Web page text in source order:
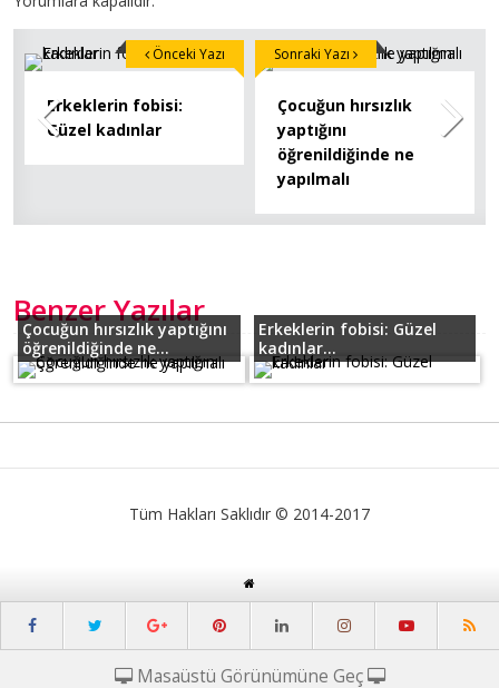
Erkeklerin fobisi:
Güzel kadınlar
Önceki Yazı
Çocuğun hırsızlık
yaptığını
öğrenildiğinde ne
yapılmalı
Sonraki Yazı
Benzer Yazılar
Çocuğun hırsızlık yaptığını
öğrenildiğinde ne...
Erkeklerin fobisi: Güzel
kadınlar...
Tüm Hakları Saklıdır © 2014-2017
Masaüstü Görünümüne Geç